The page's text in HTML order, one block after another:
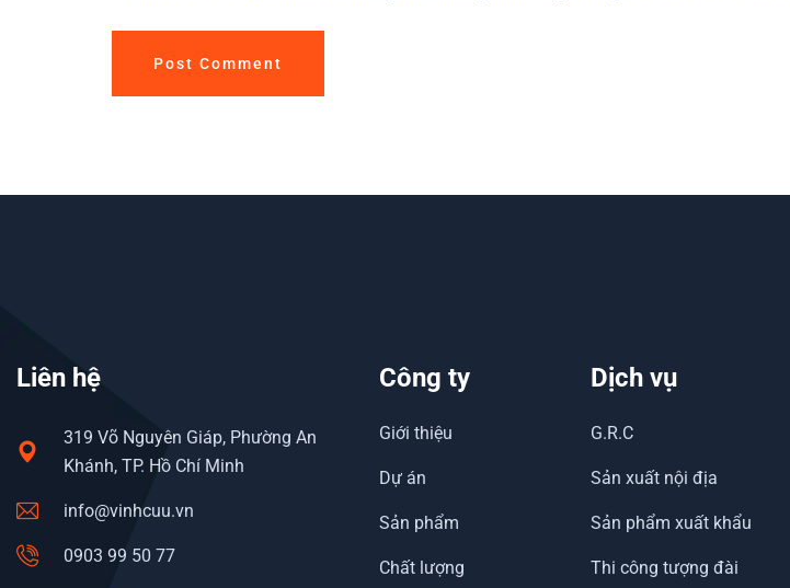
Liên hệ
319 Võ Nguyên Giáp, Phường An
Khánh, TP. Hồ Chí Minh
info@vinhcuu.vn
0903 99 50 77
Công ty
Giới thiệu
Dự án
Sản phẩm
Chất lượng
Dịch vụ
G.R.C
Sản xuất nội địa
Sản phẩm xuất khẩu
Thi công tượng đài